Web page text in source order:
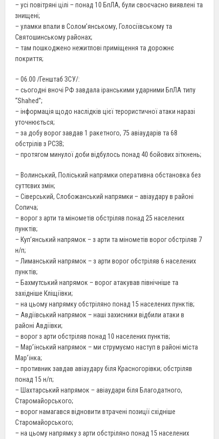
– усі повітряні цілі – понад 10 БпЛА, були своєчасно виявлені та
знищені;
– уламки впали в Соломʼянському, Голосіївському та
Святошинському районах;
– там пошкоджено нежитлові приміщення та дорожнє
покриття;
– 06.00 /Генштаб ЗСУ/:
– сьогодні вночі РФ завдала іранськими ударними БпЛА типу
“Shahed”;
– інформація щодо наслідків цієї терористичної атаки наразі
уточнюється;
– за добу ворог завдав 1 ракетного, 75 авіаударів та 68
обстрілів з РСЗВ;
– протягом минулої доби відбулось понад 40 бойових зіткнень;
– Волинський, Поліський напрямки оперативна обстановка без
суттєвих змін;
– Сіверський, Слобожанський напрямки – авіаудару в районі
Сопича;
– ворог з арти та мінометів обстріляв понад 25 населених
пунктів;
– Куп’янський напрямок – з арти та мінометів ворог обстріляв 7
н/п;
– Лиманський напрямок – з арти ворог обстріляв 6 населених
пунктів;
– Бахмутський напрямок – ворог атакував північніше та
західніше Кліщіївки;
– на цьому напрямку обстріляно понад 15 населених пунктів;
– Авдіївський напрямок – наші захисники відбили атаки в
районі Авдіївки;
– ворог з арти обстріляв понад 10 населених пунктів;
– Мар’їнський напрямок – ми струмуємо наступ в районі міста
Мар’їнка;
– противник завдав авіаудару біля Красногорівки; обстріляв
понад 15 н/п;
– Шахтарський напрямок – авіаудари біля Благодатного,
Старомайорського;
– ворог намагався відновити втрачені позиції східніше
Старомайорського;
– на цьому напрямку з арти обстріляно понад 15 населених